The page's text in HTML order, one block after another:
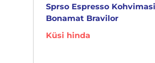
Sprso Espresso
Bonamat Bravilor
Küsi hinda